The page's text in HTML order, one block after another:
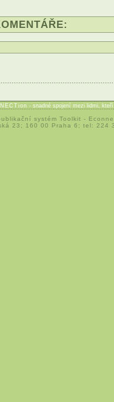
- snadné spojení mezi lidmi,
systém Toolkit -
23; 160 00 Praha 6; tel: 224